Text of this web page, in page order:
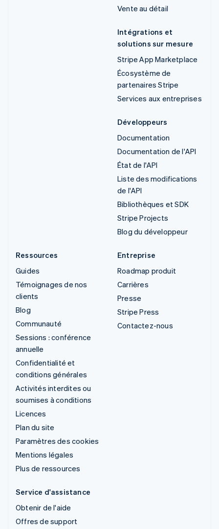
Vente au détail
Intégrations et
solutions sur mesure
Stripe App Marketplace
Écosystème de
partenaires Stripe
Services aux entreprises
Développeurs
Documentation
Documentation de l'API
État de l'API
Liste des modifications
de l'API
Bibliothèques et SDK
Stripe Projects
Blog du développeur
Ressources
Guides
Témoignages de nos
clients
Blog
Communauté
Sessions : conférence
annuelle
Confidentialité et
conditions générales
Activités interdites ou
soumises à conditions
Licences
Plan du site
Paramètres des cookies
Mentions légales
Plus de ressources
Entreprise
Roadmap produit
Carrières
Presse
Stripe Press
Contactez-nous
Service d'assistance
Obtenir de l'aide
Offres de support